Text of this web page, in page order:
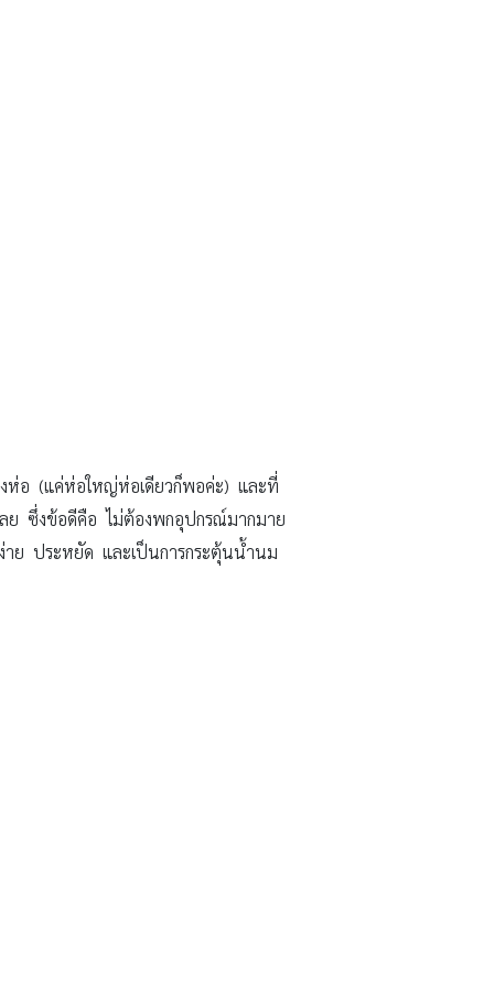
ห่อ (แค่ห่อใหญ่ห่อเดียวก็พอค่ะ) และที่
ลย ซึ่งข้อดีคือ ไม่ต้องพกอุปกรณ์มากมาย
าย ประหยัด และเป็นการกระตุ้นน้ำนม